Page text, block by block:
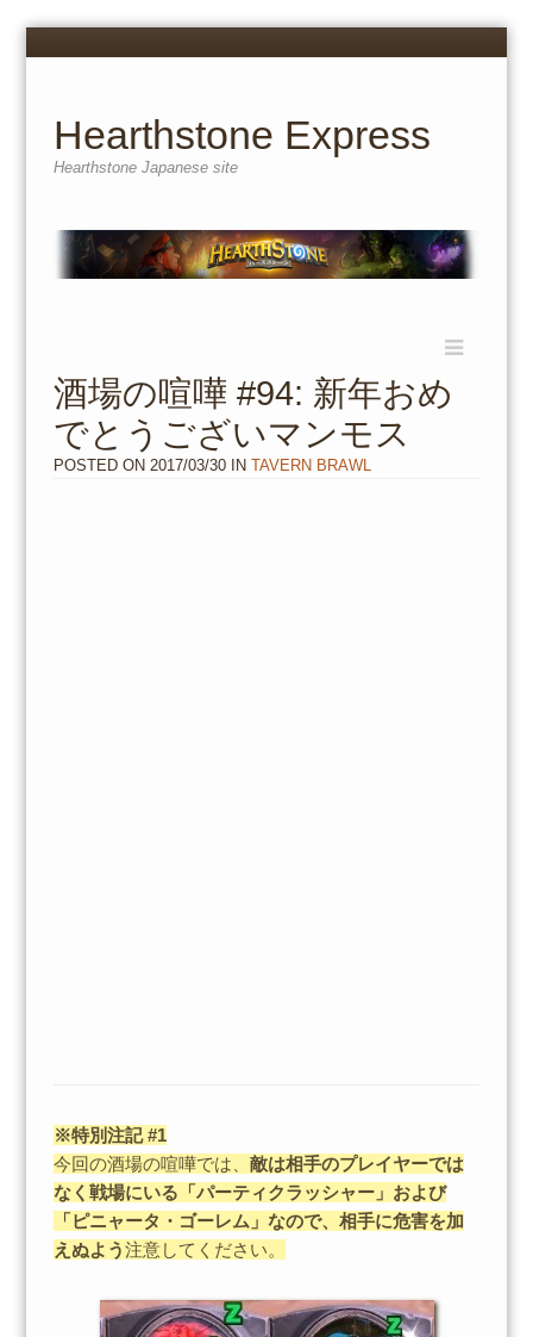
Menu
Hearthstone Express
Hearthstone Japanese site
content
酒場の喧嘩 #94: 新年おめ
でとうございマンモス
POSTED ON 2017/03/30IN TAVERN BRAWL
※特別注記 #1
今回の酒場の喧嘩では、 敵は相手のプレイヤーでは
なく戦場にいる「パーティクラッシャー」および
「ピニャータ・ゴーレム」なので、相手に危害を加
えぬよう注意してください。